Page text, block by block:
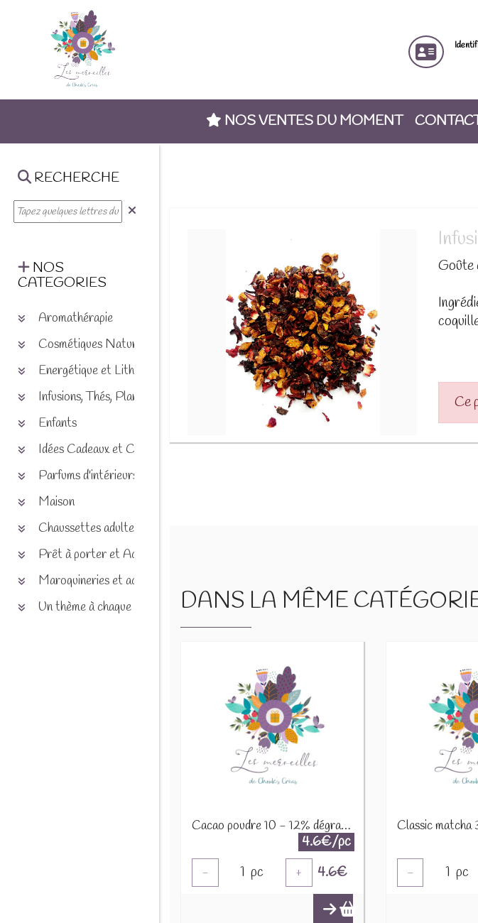
NOS VENTES DU MOMENT
RECHERCHE
NOS
CATEGORIES
Aromathérapie
Cosmétiques Naturels
Energétique et Lithothérapie
Infusions, Thés, Plantes et produits naturels
Enfants
Idées Cadeaux et Chèques
Parfums d'intérieurs
Maison
Chaussettes adultes et enfants
Prêt à porter et Accessoires
Maroquineries et accessoires
Un thème à chaque saison
Goûte
Ce
DANS LA MÊME
Cacao poudre 10 - 12% dégraissé torréfié 100g
4.6€/pc
- 1 pc + 4.6€
Classic matcha
- 1 pc